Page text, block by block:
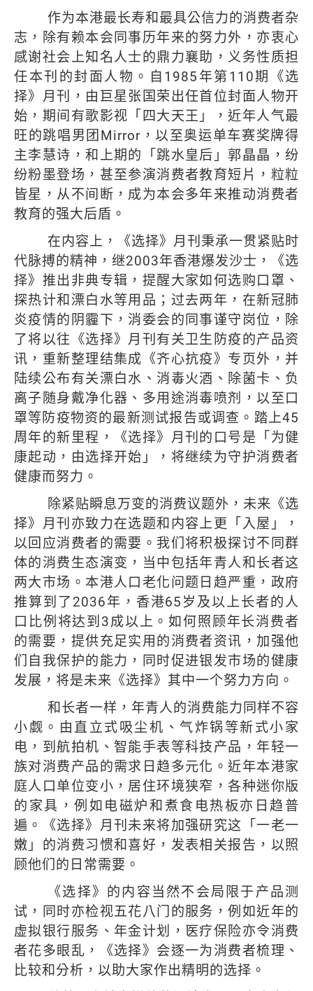
作为本港最长寿和最具公信力的消费者杂
志，除有赖本会同事历年来的努力外，亦衷心
感谢社会上知名人士的鼎力襄助，义务性质担
任本刊的封面人物。自1985年第110期《选
择》月刊，由巨星张国荣出任首位封面人物开
始，期间有歌影视「四大天王」，近年人气最
旺的跳唱男团Mirror，以至奥运单车赛奖牌得
主李慧诗，和上期的「跳水皇后」郭晶晶，纷
纷粉墨登场，甚至参演消费者教育短片，粒粒
皆星，从不间断，成为本会多年来推动消费者
教育的强大后盾。
在内容上，《选择》月刊秉承一贯紧贴时
代脉搏的精神，继2003年香港爆发沙士，《选
择》推出非典专辑，提醒大家如何选购口罩、
探热计和漂白水等用品；过去两年，在新冠肺
炎疫情的阴霾下，消委会的同事谨守岗位，除
了将以往《选择》月刊有关卫生防疫的产品资
讯，重新整理结集成《齐心抗疫》专页外，并
陆续公布有关漂白水、消毒火酒、除菌卡、负
离子随身戴净化器、多用途消毒喷剂，以至口
罩等防疫物资的最新测试报告或调查。踏上45
周年的新里程，《选择》月刊的口号是「为健
康起动，由选择开始」，将继续为守护消费者
健康而努力。
除紧贴瞬息万变的消费议题外，未来《选
择》月刊亦致力在选题和内容上更「入屋」，
以回应消费者的需要。我们将积极探讨不同群
体的消费生态演变，当中包括年青人和长者这
两大市场。本港人口老化问题日趋严重，政府
推算到了2036年，香港65岁及以上长者的人
口比例将达到3成以上。如何照顾年长消费者
的需要，提供充足实用的消费者资讯，加强他
们自我保护的能力，同时促进银发市场的健康
发展，将是未来《选择》其中一个努力方向。
和长者一样，年青人的消费能力同样不容
小觑。由直立式吸尘机、气炸锅等新式小家
电，到航拍机、智能手表等科技产品，年轻一
族对消费产品的需求日趋多元化。近年本港家
庭人口单位变小，居住环境狭窄，各种迷你版
的家具，例如电磁炉和煮食电热板亦日趋普
遍。《选择》月刊未来将加强研究这「一老一
嫩」的消费习惯和喜好，发表相关报告，以照
顾他们的日常需要。
《选择》的内容当然不会局限于产品测
试，同时亦检视五花八门的服务，例如近年的
虚拟银行服务、年金计划，医疗保险亦令消费
者花多眼乱，《选择》会逐一为消费者梳理、
比较和分析，以助大家作出精明的选择。